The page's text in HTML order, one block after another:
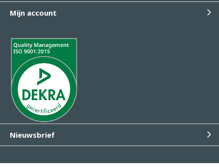
Mijn account
Nieuwsbrief